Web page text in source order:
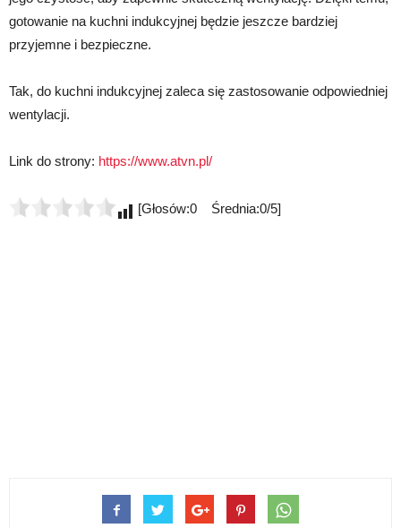
gotowanie na kuchni indukcyjnej będzie jeszcze bardziej
przyjemne i bezpieczne.
Tak, do kuchni indukcyjnej zaleca się zastosowanie odpowiedniej
wentylacji.
Link do strony: https://www.atvn.pl/
[Głosów:0 Średnia:0/5]